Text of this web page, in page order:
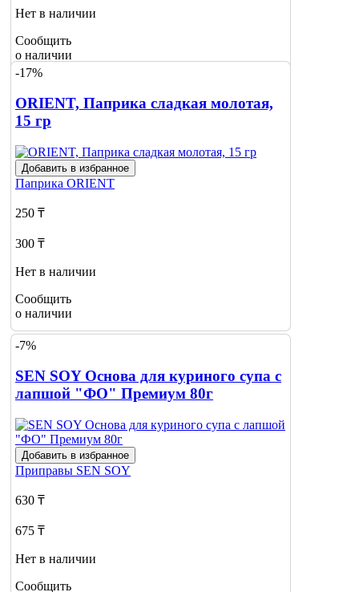
Нет в наличии
Сообщить
о наличии
-17%
ORIENT, Паприка сладкая молотая,
15 гр
Добавить в избранное
Паприка ORIENT
250 ₸
300 ₸
Нет в наличии
Сообщить
о наличии
-7%
SEN SOY Основа для куриного супа с
лапшой "ФО" Премиум 80г
Добавить в избранное
Приправы SEN SOY
630 ₸
675 ₸
Нет в наличии
Сообщить